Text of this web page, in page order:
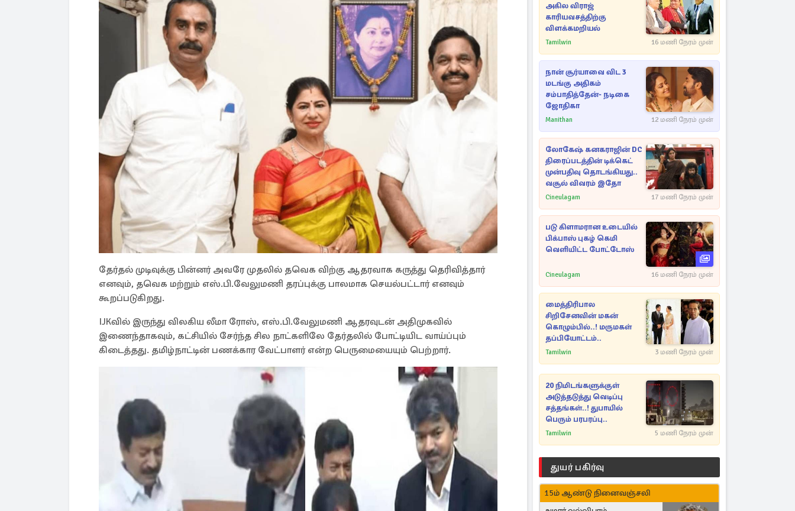
தேர்தல் முடிவுக்கு பின்னர் அவரே முதலில் தவெக விற்கு ஆதரவாக கருத்து தெரிவித்தார்
எனவும், தவெக மற்றும் எஸ்.பி.வேலுமணி தரப்புக்கு பாலமாக செயல்பட்டார் எனவும்
கூறப்படுகிறது.
IJKவில் இருந்து விலகிய லீமா ரோஸ், எஸ்.பி.வேலுமணி ஆதரவுடன் அதிமுகவில்
இணைந்தாகவும், கட்சியில் சேர்ந்த சில நாட்களிலே தேர்தலில் போட்டியிட வாய்ப்பும்
கிடைத்தது. தமிழ்நாட்டின் பணக்கார வேட்பாளர் என்ற பெருமையையும் பெற்றார்.
அகில விராஜ்
காரியவசத்திற்கு
விளக்கமறியல்
Tamilwin 16 மணி நேரம் முன்
நான் சூர்யாவை விட 3
மடங்கு அதிகம்
சம்பாதித்தேன்- நடிகை
ஜோதிகா
Manithan 12 மணி நேரம் முன்
லோகேஷ் கனகராஜின் DC
திரைப்படத்தின் டிக்கெட்
முன்பதிவு தொடங்கியது..
வசூல் விவரம் இதோ
Cineulagam 17 மணி நேரம் முன்
படு கிளாமரான உடையில்
பிக்பாஸ் புகழ் கெமி
வெளியிட்ட போட்டோஸ்
Cineulagam 16 மணி நேரம் முன்
மைத்திரிபால
சிறிசேனவின் மகன்
கொழும்பில்..! மருமகள்
தப்பியோட்டம்..
Tamilwin 3 மணி நேரம் முன்
20 நிமிடங்களுக்குள்
அடுத்தடுத்து வெடிப்பு
சத்தங்கள்..! துபாயில்
பெரும் பரபரப்பு..
Tamilwin 5 மணி நேரம் முன்
துயர் பகிர்வு
15ம் ஆண்டு நினைவஞ்சலி